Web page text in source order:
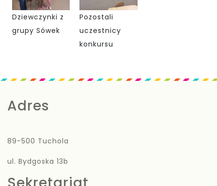
Dziewczynki z
grupy Sówek
Pozostali
uczestnicy
konkursu
Adres
89-500 Tuchola
ul. Bydgoska 13b